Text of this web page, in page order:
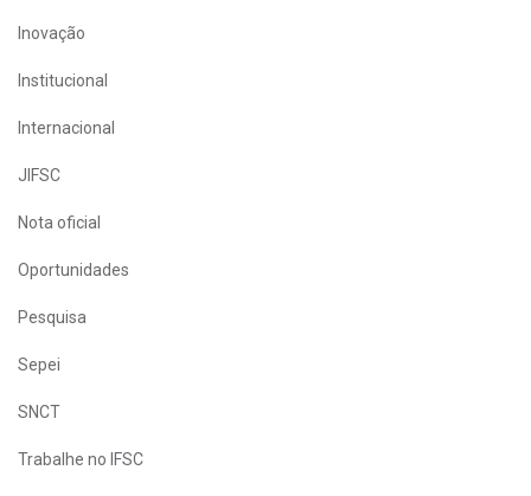
Inovação
Institucional
Internacional
JIFSC
Nota oficial
Oportunidades
Pesquisa
Sepei
SNCT
Trabalhe no IFSC